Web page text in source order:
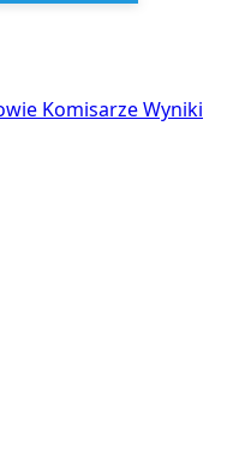
KomisarzeWyniki